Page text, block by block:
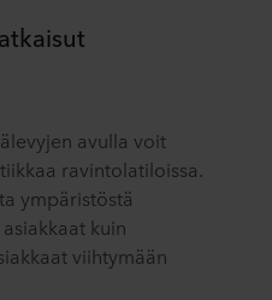
avulla voit
ravintolatiloissa.
ympäristöstä
kuin
viihtymään